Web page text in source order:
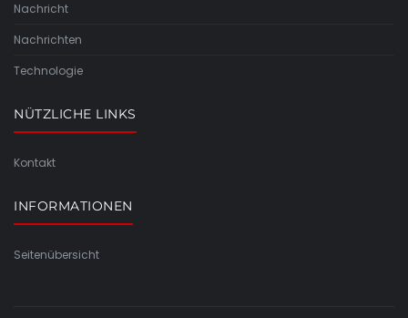
Nachricht
Nachrichten
Technologie
NÜTZLICHE LINKS
Kontakt
INFORMATIONEN
Seitenübersicht